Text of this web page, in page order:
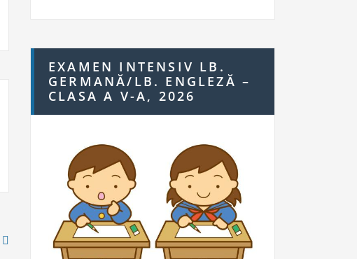
h
f
o
r:
EXAMEN INTENSIV LB.
GERMANĂ/LB. ENGLEZĂ –
CLASA A V-A, 2026